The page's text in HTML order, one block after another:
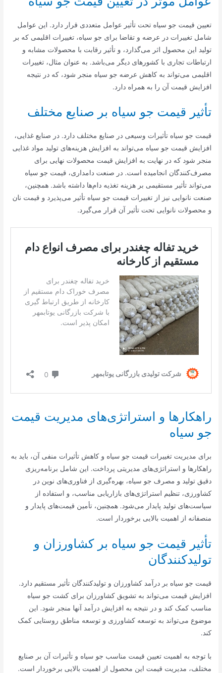
تعیین قیمت جو سیاه تحت تأثیر عوامل متعددی قرار دارد. این عوامل
شامل تغییرات در عرضه و تقاضا برای جو سیاه، تغییرات اقلیمی که بر
تولید این محصول اثر می‌گذارد، و تأثیر رقابت با محصولات مشابه و
ارتباطات تجاری با کشورهای دیگر می‌باشد. به عنوان مثال، تغییرات
اقلیمی می‌تواند به کاهش عرضه جو سیاه منجر شود، که در نتیجه
افزایش قیمت آن را به همراه دارد.
تأثیر قیمت جو سیاه بر صنایع مختلف
قیمت جو سیاه تأثیرات وسیعی در صنایع مختلف دارد. در صنایع غذایی،
افزایش قیمت جو سیاه می‌تواند به افزایش هزینه‌های تولید مواد غذایی
منجر شود که در نهایت به افزایش قیمت محصولات نهایی برای
مصرف‌کنندگان انجامیده است. در صنعت دامداری، قیمت جو سیاه
می‌تواند تأثیر مستقیمی بر هزینه تغذیه دام‌ها داشته باشد. همچنین،
صنعت نانوایی نیز از تغییرات قیمت جو سیاه تأثیر می‌پذیرد و قیمت نان
و محصولات نانوایی تحت تأثیر آن قرار می‌گیرد.
راهکارها و استراتژی‌های مدیریت قیمت
جو سیاه
برای مدیریت تغییرات قیمت جو سیاه و کاهش تأثیرات منفی آن، باید به
راهکارها و استراتژی‌های مدیریتی پرداخت. این شامل برنامه‌ریزی
دقیق تولید و مصرف جو سیاه، بهره‌گیری از فناوری‌های نوین در
کشاورزی، تنظیم استراتژی‌های بازاریابی مناسب، و استفاده از
سیاست‌های تولید پایدار می‌شود. همچنین، تأمین قیمت‌های پایدار و
منصفانه از اهمیت بالایی برخوردار است.
تأثیر قیمت جو سیاه بر کشاورزان و
تولیدکنندگان
قیمت جو سیاه بر درآمد کشاورزان و تولیدکنندگان تأثیر مستقیم دارد.
افزایش قیمت می‌تواند به تشویق کشاورزان برای کشت جو سیاه
مناسب کمک کند و در نتیجه به افزایش درآمد آنها منجر شود. این
موضوع می‌تواند به توسعه کشاورزی و توسعه مناطق روستایی کمک
کند.
با توجه به اهمیت تعیین قیمت مناسب جو سیاه و تأثیرات آن بر صنایع
مختلف، مدیریت قیمت این محصول از اهمیت بالایی برخوردار است.